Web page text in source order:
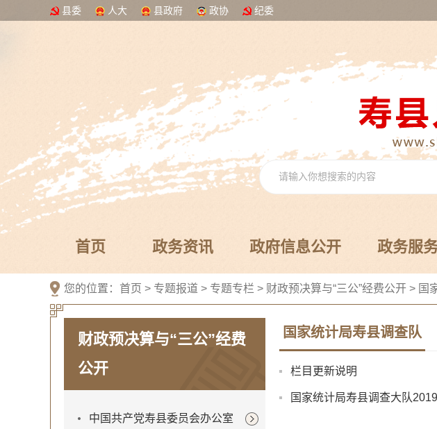
县委 人大 县政府 政协 纪委
首页 政务资讯 政府信息公开 政务服
您的位置： 首页 > 专题报道 > 专题专栏 > 财政预决算与“三公”经费公开 > 国
财政预决算与“三公”经费
公开
中国共产党寿县委员会办公室
国家统计局寿县调查队
栏目更新说明
国家统计局寿县调查大队